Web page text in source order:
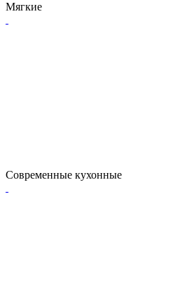
Мягкие
Современные кухонные